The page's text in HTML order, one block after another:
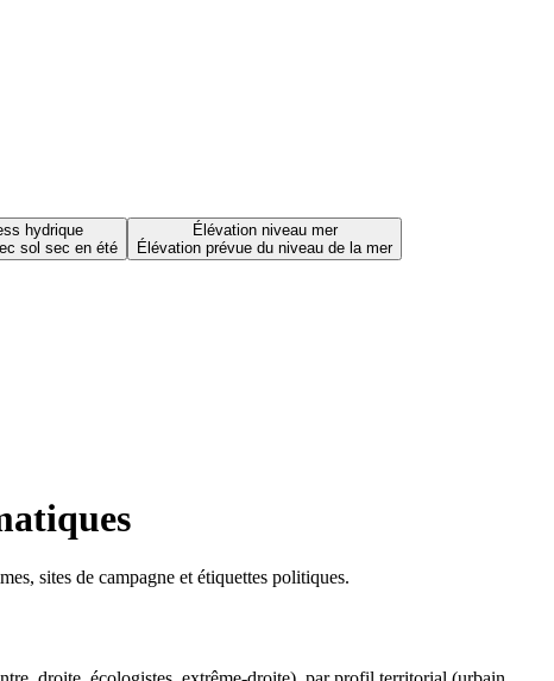
hydrique
sol sec en été
Élévation niveau mer
Élévation prévue du niveau de la mer
sites de campagne et étiquettes politiques.